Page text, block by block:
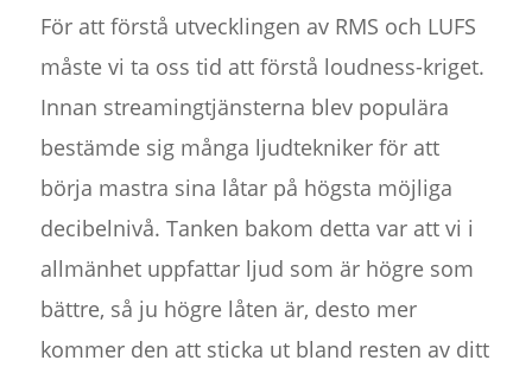
För att förstå utvecklingen av RMS och LUFS
måste vi ta oss tid att förstå loudness-kriget.
Innan streamingtjänsterna blev populära
bestämde sig många ljudtekniker för att
börja mastra sina låtar på högsta möjliga
decibelnivå. Tanken bakom detta var att vi i
allmänhet uppfattar ljud som är högre som
bättre, så ju högre låten är, desto mer
kommer den att sticka ut bland resten av ditt